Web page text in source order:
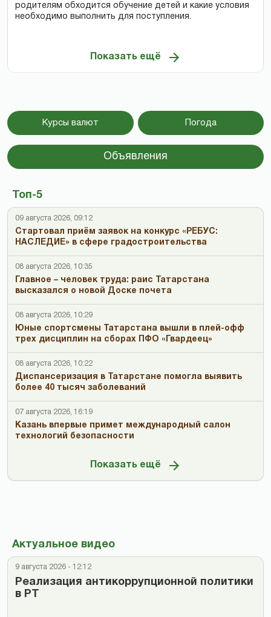
родителям обходится обучение детей и какие условия
необходимо выполнить для поступления.
Показать ещё
Курсы валют Погода
Объявления
Топ-5
09 августа 2026, 09:12
Стартовал приём заявок на конкурс «РЕБУС:
НАСЛЕДИЕ» в сфере градостроительства
08 августа 2026, 10:35
Главное – человек труда: раис Татарстана
высказался о новой Доске почета
08 августа 2026, 10:29
Юные спортсмены Татарстана вышли в плей-офф
трех дисциплин на сборах ПФО «Гвардеец»
08 августа 2026, 10:22
Диспансеризация в Татарстане помогла выявить
более 40 тысяч заболеваний
07 августа 2026, 16:19
Казань впервые примет международный салон
технологий безопасности
Показать ещё
Актуальное видео
9 августа 2026 - 12:12
Реализация антикоррупционной политики
в РТ